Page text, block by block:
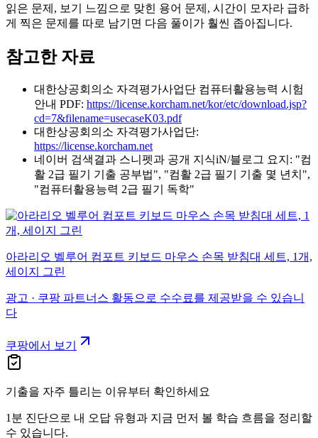
읽은 문제, 보기 느낌으로 맞힌 용어 문제, 시간이 모자라 급하
게 찍은 문제를 따로 남기면 다음 풀이가 훨씬 좁아집니다.
참고한 자료
대한상공회의소 자격평가사업단 컴퓨터활용능력 시험
안내 PDF: https://license.korcham.net/kor/etc/download.jsp?
cd=7&filename=usecaseK03.pdf
대한상공회의소 자격평가사업단:
https://license.korcham.net
네이버 검색결과 스니펫과 공개 지식iN/블로그 요지: "컴
활 2급 필기 기출 공부법", "컴활 2급 필기 기출 몇 년치",
"컴퓨터활용능력 2급 필기 독학"
아라리오 벨루어 컴포트 키보드 마우스 손목 받침대 세트, 1개,
세이지 그린
광고 · 쿠팡 파트너스 활동으로 수수료를 제공받을 수 있습니
다
쿠팡에서 보기
기출을 자주 틀리는 이유부터 확인하세요
1분 진단으로 내 오답 유형과 지금 먼저 볼 학습 흐름을 정리할
수 있습니다.